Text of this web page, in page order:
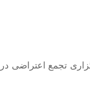
برگزاری تجمع اعتراضی در